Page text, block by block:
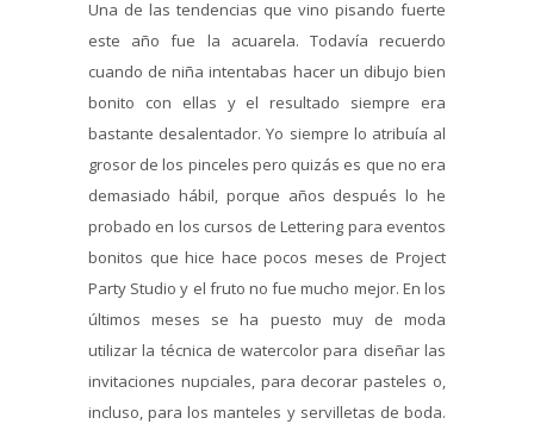
Una de las tendencias que vino pisando fuerte
este año fue la acuarela. Todavía recuerdo
cuando de niña intentabas hacer un dibujo bien
bonito con ellas y el resultado siempre era
bastante desalentador. Yo siempre lo atribuía al
grosor de los pinceles pero quizás es que no era
demasiado hábil, porque años después lo he
probado en los cursos de Lettering para eventos
bonitos que hice hace pocos meses de Project
Party Studio y el fruto no fue mucho mejor. En los
últimos meses se ha puesto muy de moda
utilizar la técnica de watercolor para diseñar las
invitaciones nupciales, para decorar pasteles o,
incluso, para los manteles y servilletas de boda.